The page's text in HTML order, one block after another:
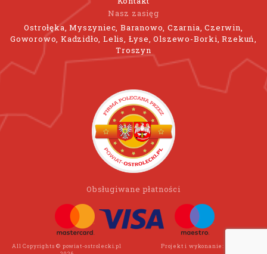
Nasz zasięg
Ostrołęka, Myszyniec, Baranowo, Czarnia, Czerwin,
Goworowo, Kadzidło, Lelis, Łyse, Olszewo-Borki, Rzekuń,
Troszyn
Obsługiwane płatności
All Copyrights © powiat-ostrolecki.pl
Projekt i wykonanie: